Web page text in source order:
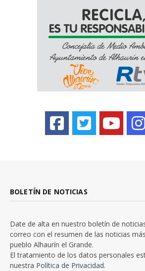
BOLETÍN DE NOTICIAS
Date de alta en nuestro boletín de
correo con el resumen de las noticias
pueblo Alhaurín el Grande.
El tratamiento de los datos personales
nuestra Política de Privacidad.